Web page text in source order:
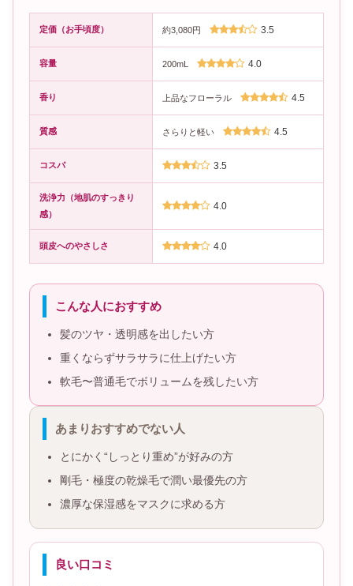
定価（お手頃度） 約3,080円 3.5
容量 200mL 4.0
香り 上品なフローラル 4.5
質感 さらりと軽い 4.5
コスパ 3.5
洗浄力（地肌のすっきり
感）
4.0
頭皮へのやさしさ 4.0
こんな人におすすめ
髪のツヤ・透明感を出したい方
重くならずサラサラに仕上げたい方
軟毛〜普通毛でボリュームを残したい方
あまりおすすめでない人
とにかく“しっとり重め”が好みの方
剛毛・極度の乾燥毛で潤い最優先の方
濃厚な保湿感をマスクに求める方
良い口コミ